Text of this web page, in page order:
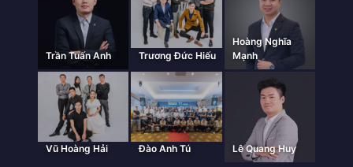
Trần Tuấn Anh Trương Đức Hiếu
Hoàng Nghĩa
Mạnh
Vũ Hoàng Hải Đào Anh Tú Lê Quang Huy